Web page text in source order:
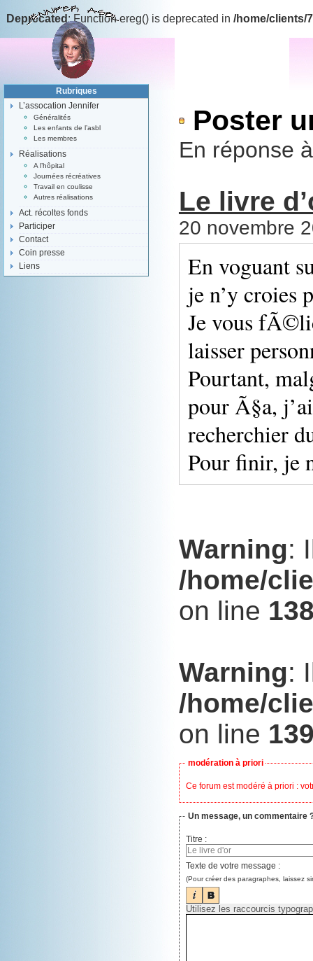
Deprecated : Function ereg() is deprecated in /home/clients/
Poster
En réponse
Le livre
20 novembre
En voguant
je n’y croies
Je vous
laisser
Pourtant,
pour Ã§a,
recherchier
Pour finir, je
Warning:
/home/
on line
Warning:
/home/
on line
modération à priori
Ce forum est modéré à priori :
Un message, un commentaire
Titre :
Texte de votre message :
(Pour créer des paragraphes, laissez
Rubriques
L’assocation Jennifer
Généralités
Les enfants de l’asbl
Les membres
Réalisations
A l’hôpital
Journées récréatives
Travail en coulisse
Autres réalisations
Act. récoltes fonds
Participer
Contact
Coin presse
Liens